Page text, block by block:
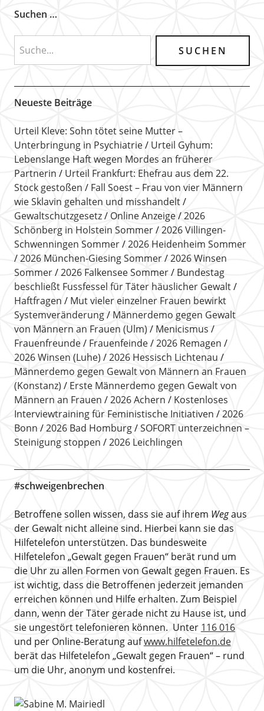
Suchen …
Neueste Beiträge
Urteil Kleve: Sohn tötet seine Mutter –
Unterbringung in Psychiatrie
Urteil Gyhum:
Lebenslange Haft wegen Mordes an früherer
Partnerin
Urteil Frankfurt: Ehefrau aus dem 22.
Stock gestoßen
Fall Soest – Frau von vier Männern
wie Sklavin gehalten und misshandelt
Gewaltschutzgesetz
Online Anzeige
2026
Schönberg in Holstein Sommer
2026 Villingen-
Schwenningen Sommer
2026 Heidenheim Sommer
2026 München-Giesing Sommer
2026 Winsen
Sommer
2026 Falkensee Sommer
Bundestag
beschließt Fussfessel für Täter häuslicher Gewalt
Haftfragen
Mut vieler einzelner Frauen bewirkt
Systemveränderung
Männerdemo gegen Gewalt
von Männern an Frauen (Ulm)
Menicismus
Frauenfreunde
Frauenfeinde
2026 Remagen
2026 Winsen (Luhe)
2026 Hessisch Lichtenau
Männerdemo gegen Gewalt von Männern an Frauen
(Konstanz)
Erste Männerdemo gegen Gewalt von
Männern an Frauen
2026 Achern
Kostenloses
Interviewtraining für Feministische Initiativen
2026
Bonn
2026 Bad Homburg
SOFORT unterzeichnen –
Steinigung stoppen
2026 Leichlingen
#schweigenbrechen
Betroffene sollen wissen, dass sie auf ihrem Wegaus
der Gewalt nicht alleine sind. Hierbei kann sie das
Hilfetelefon unterstützen. Das bundesweite
Hilfetelefon „Gewalt gegen Frauen“ berät rund um
die Uhr zu allen Formen von Gewalt gegen Frauen. Es
ist wichtig, dass die Betroffenen jederzeit jemanden
erreichen können und Hilfe erhalten. Zum Beispiel
dann, wenn der Täter gerade nicht zu Hause ist, und
sie ungestört telefonieren können. Unter 116 016
und per Online-Beratung aufwww.hilfetelefon.de
berät das Hilfetelefon „Gewalt gegen Frauen“ – rund
um die Uhr, anonym und kostenfrei.